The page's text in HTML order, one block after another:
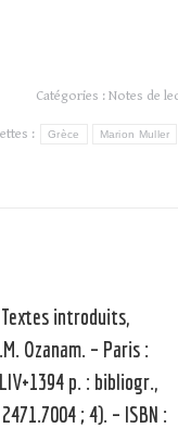
Catégories : Notes de
: Grèce Marion Muller
introduits,
Ozanam. – Paris :
p. : bibliogr.,
; 4). – ISBN :